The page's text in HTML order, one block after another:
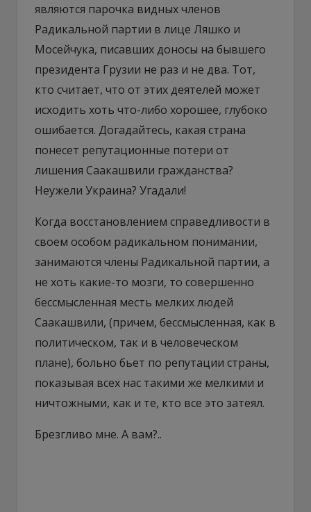
являются парочка видных членов
Радикальной партии в лице Ляшко и
Мосейчука, писавших доносы на бывшего
президента Грузии не раз и не два. Тот,
кто считает, что от этих деятелей может
исходить хоть что-либо хорошее, глубоко
ошибается. Догадайтесь, какая страна
понесет репутационные потери от
лишения Саакашвили гражданства?
Неужели Украина? Угадали!
Когда восстановлением справедливости в
своем особом радикальном понимании,
занимаются члены Радикальной партии, а
не хоть какие-то мозги, то совершенно
бессмысленная месть мелких людей
Саакашвили, (причем, бессмысленная, как в
политическом, так и в человеческом
плане), больно бьет по репутации страны,
показывая всех нас такими же мелкими и
ничтожными, как и те, кто все это затеял.
Брезгливо мне. А вам?..